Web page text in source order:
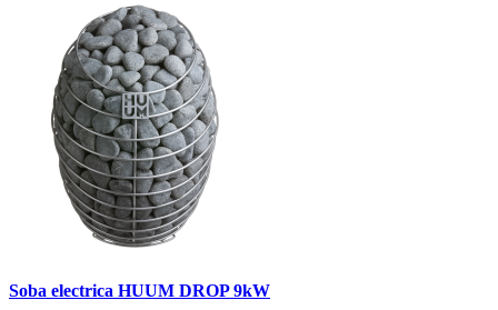
Soba electrica HUUM DROP 9kW